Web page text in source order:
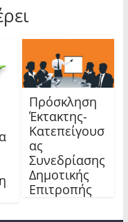
Πρόσκληση
Έκτακτης-
Κατεπείγουσ
ας
Συνεδρίασης
Δημοτικής
Επιτροπής